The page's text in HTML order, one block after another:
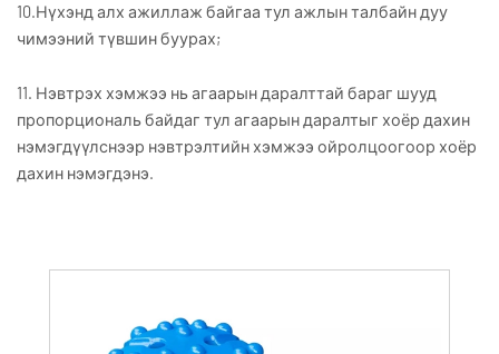
10.Нүхэнд алх ажиллаж байгаа тул ажлын талбайн дуу
чимээний түвшин буурах;
11. Нэвтрэх хэмжээ нь агаарын даралттай бараг шууд
пропорциональ байдаг тул агаарын даралтыг хоёр дахин
нэмэгдүүлснээр нэвтрэлтийн хэмжээ ойролцоогоор хоёр
дахин нэмэгдэнэ.